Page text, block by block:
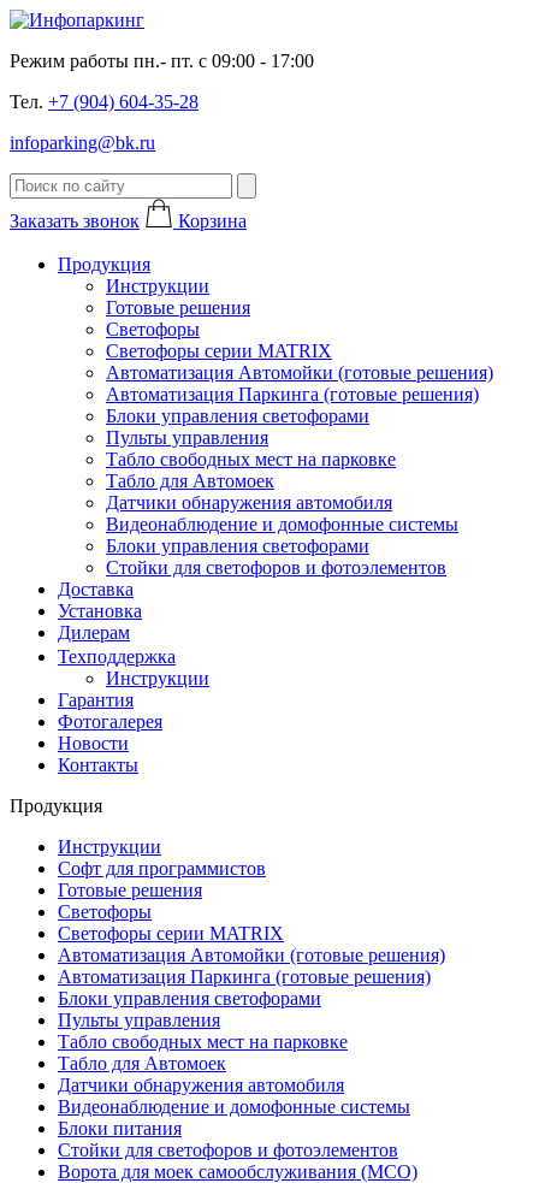
Режим работы пн.- пт. с 09:00 - 17:00
Тел. +7 (904) 604-35-28
infoparking@bk.ru
Заказать звонок Корзина
Продукция
Инструкции
Готовые решения
Светофоры
Светофоры серии MATRIX
Автоматизация Автомойки (готовые решения)
Автоматизация Паркинга (готовые решения)
Блоки управления светофорами
Пульты управления
Табло свободных мест на парковке
Табло для Автомоек
Датчики обнаружения автомобиля
Видеонаблюдение и домофонные системы
Блоки управления светофорами
Стойки для светофоров и фотоэлементов
Доставка
Установка
Дилерам
Техподдержка
Инструкции
Гарантия
Фотогалерея
Новости
Контакты
Продукция
Инструкции
Софт для программистов
Готовые решения
Светофоры
Светофоры серии MATRIX
Автоматизация Автомойки (готовые решения)
Автоматизация Паркинга (готовые решения)
Блоки управления светофорами
Пульты управления
Табло свободных мест на парковке
Табло для Автомоек
Датчики обнаружения автомобиля
Видеонаблюдение и домофонные системы
Блоки питания
Стойки для светофоров и фотоэлементов
Ворота для моек самообслуживания (МСО)